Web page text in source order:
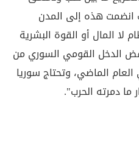
انضمت هذه إلى المدن
لا المال أو القوة البشرية
الدخل القومي السوري من
إلى 12 مليارا في العام الماضي، وتحتاج سوريا